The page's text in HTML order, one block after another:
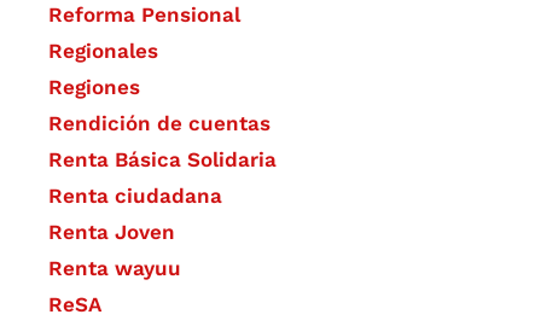
Reforma Pensional
Regionales
Regiones
Rendición de cuentas
Renta Básica Solidaria
Renta ciudadana
Renta Joven
Renta wayuu
ReSA